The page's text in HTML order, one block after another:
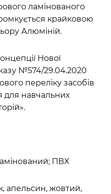
ламінованого
крайковою
Алюміній.
Нової
№574/29.04.2020
переліку засобів
для навчальних
ПВХ
апельсин, жовтий,